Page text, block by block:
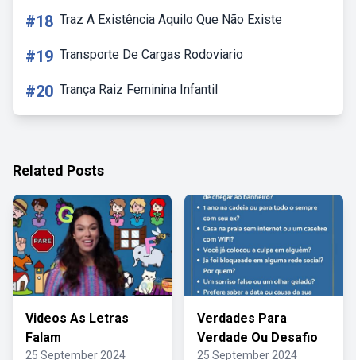
#18 Traz A Existência Aquilo Que Não Existe
#19 Transporte De Cargas Rodoviario
#20 Trança Raiz Feminina Infantil
Related Posts
Videos As Letras
Falam
25 September 2024
Verdades Para
Verdade Ou Desafio
25 September 2024